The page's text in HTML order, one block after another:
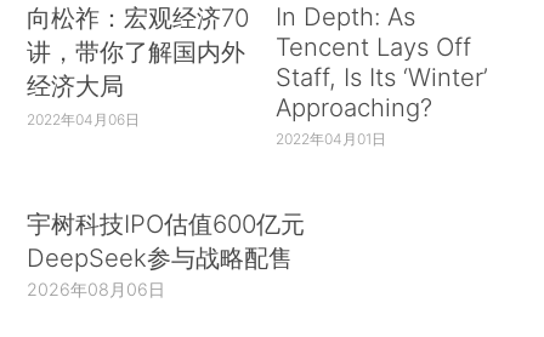
向松祚：宏观经济70
讲，带你了解国内外
经济大局
2022年04月06日
In Depth: As
Tencent Lays Off
Staff, Is Its ‘Winter’
Approaching?
2022年04月01日
宇树科技IPO估值600亿元
DeepSeek参与战略配售
2026年08月06日